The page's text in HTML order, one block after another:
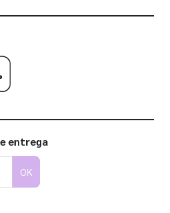
utilizar os nossos gabaritos
entrega
OK